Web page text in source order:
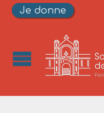
Je donne